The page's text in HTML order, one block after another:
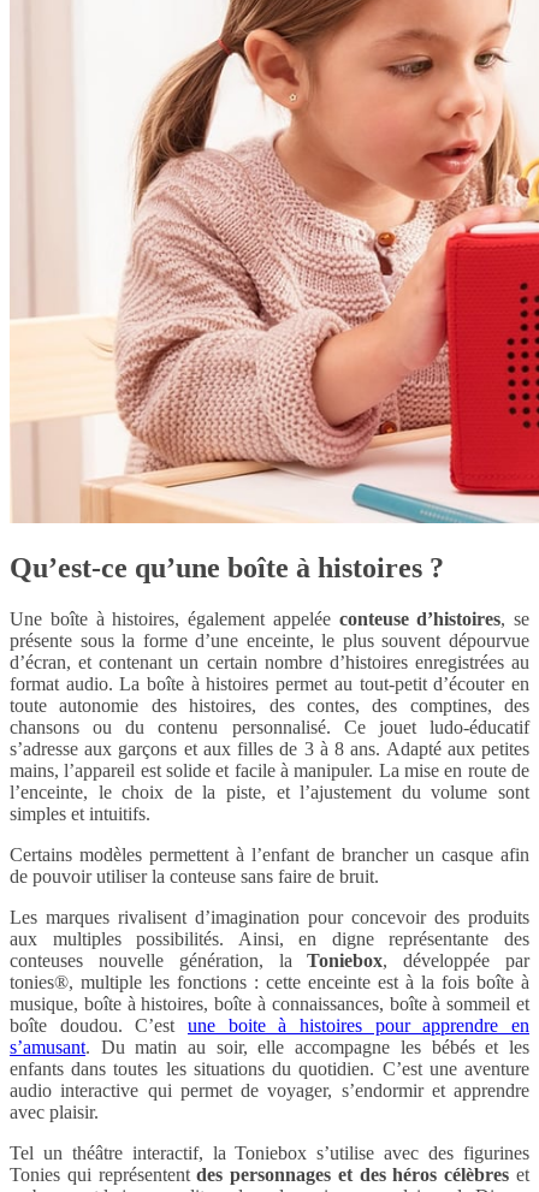
Qu’est-ce qu’une boîte à histoires ?
Une boîte à histoires, également appelée conteuse d’histoires, se
présente sous la forme d’une enceinte, le plus souvent dépourvue
d’écran, et contenant un certain nombre d’histoires enregistrées au
format audio. La boîte à histoires permet au tout-petit d’écouter en
toute autonomie des histoires, des contes, des comptines, des
chansons ou du contenu personnalisé. Ce jouet ludo-éducatif
s’adresse aux garçons et aux filles de 3 à 8 ans. Adapté aux petites
mains, l’appareil est solide et facile à manipuler. La mise en route de
l’enceinte, le choix de la piste, et l’ajustement du volume sont
simples et intuitifs.
Certains modèles permettent à l’enfant de brancher un casque afin
de pouvoir utiliser la conteuse sans faire de bruit.
Les marques rivalisent d’imagination pour concevoir des produits
aux multiples possibilités. Ainsi, en digne représentante des
conteuses nouvelle génération, laToniebox, développée par
tonies®, multiple les fonctions : cette enceinte est à la fois boîte à
musique, boîte à histoires, boîte à connaissances, boîte à sommeil et
boîte doudou. C’est une boite à histoires pour apprendre en
s’amusant. Du matin au soir, elle accompagne les bébés et les
enfants dans toutes les situations du quotidien. C’est une aventure
audio interactive qui permet de voyager, s’endormir et apprendre
avec plaisir.
Tel un théâtre interactif, la Toniebox s’utilise avec des figurines
Tonies qui représententdes personnages et des héros célèbres et